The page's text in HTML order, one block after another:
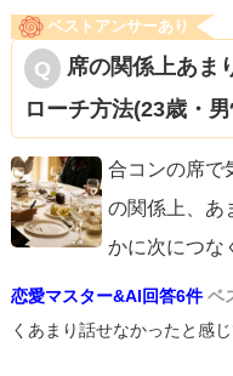
ベストアンサーあり
席の関係上あま
ローチ方法(23歳・男
合コンの席で
の関係上、あ
かに次につな
恋愛マスター&AI回答6件 ベ
くあまり話せなかったと感